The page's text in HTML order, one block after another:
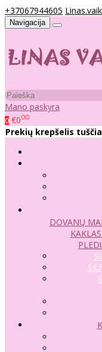
+37067944605
Navigacija
Mano paskyra
0 €000
Prekių krepšelis
DOVANŲ